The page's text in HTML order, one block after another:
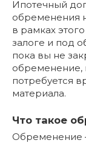
Ипотечный
обременения
в рамках
залоге и под
пока вы не
обременение,
потребуется
материала.
Что такое
Обременение